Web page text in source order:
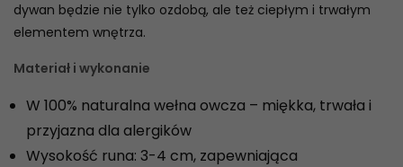
dywan będzie nie tylko ozdobą, ale też ciepłym i trwałym
elementem wnętrza.
Materiał i wykonanie
W 100% naturalna wełna owcza – miękka, trwała i
przyjazna dla alergików
Wysokość runa: 3-4 cm, zapewniająca